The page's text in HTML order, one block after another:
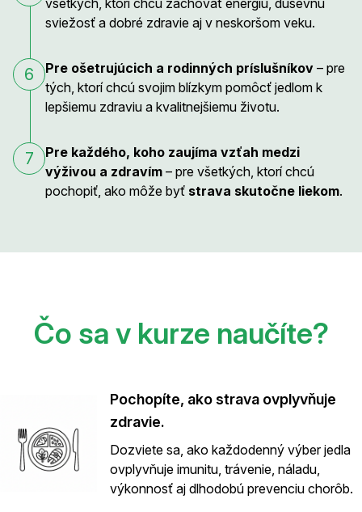
všetkých, ktorí chcú zachovať energiu, duševnú
sviežosť a dobré zdravie aj v neskoršom veku.
6 Pre ošetrujúcich a rodinných príslušníkov – pre
tých, ktorí chcú svojim blízkym pomôcť jedlom k
lepšiemu zdraviu a kvalitnejšiemu životu.
7
Pre každého, koho zaujíma vzťah medzi
výživou a zdravím – pre všetkých, ktorí chcú
pochopiť, ako môže byť strava skutočne liekom.
Čo sa v kurze naučíte?
Pochopíte, ako strava ovplyvňuje
zdravie.
Dozviete sa, ako každodenný výber jedla
ovplyvňuje imunitu, trávenie, náladu,
výkonnosť aj dlhodobú prevenciu chorôb.